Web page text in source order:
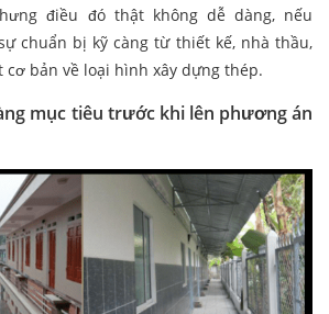
điều đó thật không dễ dàng, nếu
chuẩn bị kỹ càng từ thiết kế, nhà thầu,
bản về loại hình xây dựng thép.
mục tiêu trước khi lên phương án